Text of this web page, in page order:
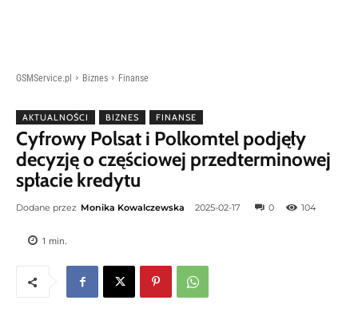
GSMService.pl Biznes Finanse
AKTUALNOŚCI BIZNES FINANSE
Cyfrowy Polsat i Polkomtel podjęły
decyzję o częściowej przedterminowej
spłacie kredytu
Dodane przez Monika Kowalczewska 2025-02-17 0 104
1 min.